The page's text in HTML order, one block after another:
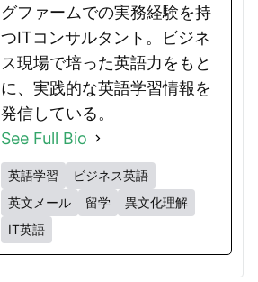
グファームでの実務経験を持
つITコンサルタント。ビジネ
ス現場で培った英語力をもと
に、実践的な英語学習情報を
発信している。
See Full Bio
英語学習
ビジネス英語
英文メール
留学
異文化理解
IT英語